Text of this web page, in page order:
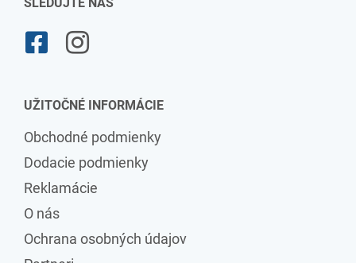
UŽITOČNÉ INFORMÁCIE
Obchodné podmienky
Dodacie podmienky
Reklamácie
O nás
Ochrana osobných údajov